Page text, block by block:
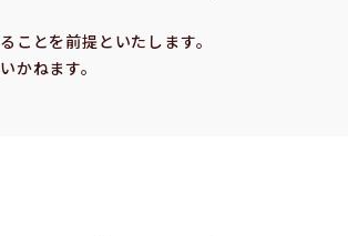
とを前提といたします。
かねます。